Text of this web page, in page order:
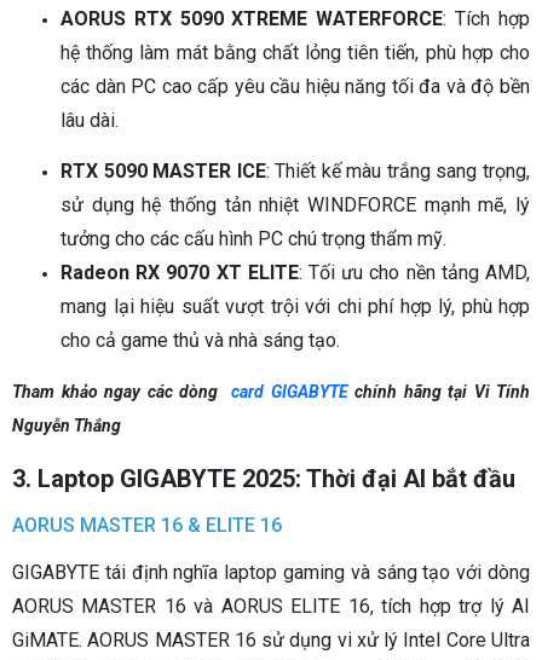
AORUS RTX 5090 XTREME WATERFORCE: Tích hợp
hệ thống làm mát bằng chất lỏng tiên tiến, phù hợp cho
các dàn PC cao cấp yêu cầu hiệu năng tối đa và độ bền
lâu dài.
RTX 5090 MASTER ICE: Thiết kế màu trắng sang trọng,
sử dụng hệ thống tản nhiệt WINDFORCE mạnh mẽ, lý
tưởng cho các cấu hình PC chú trọng thẩm mỹ.
Radeon RX 9070 XT ELITE: Tối ưu cho nền tảng AMD,
mang lại hiệu suất vượt trội với chi phí hợp lý, phù hợp
cho cả game thủ và nhà sáng tạo.
Tham khảo ngay các dòng card GIGABYTE chính hãng tại Vi Tính
Nguyễn Thắng
3. Laptop GIGABYTE 2025: Thời đại AI bắt đầu
AORUS MASTER 16 & ELITE 16
GIGABYTE tái định nghĩa laptop gaming và sáng tạo với dòng
AORUS MASTER 16 và AORUS ELITE 16, tích hợp trợ lý AI
GiMATE. AORUS MASTER 16 sử dụng vi xử lý Intel Core Ultra